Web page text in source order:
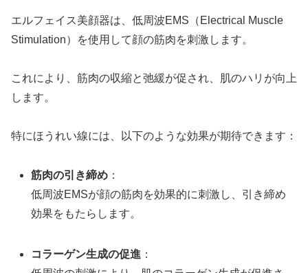
エルフェイス美顔器は、低周波EMS（Electrical Muscle
Stimulation）を使用して顔の筋肉を刺激します。
これにより、筋肉の収縮と弛緩が促され、肌のハリが向上
します。
特にほうれい線には、以下のような効果が期待できます：
筋肉の引き締め ：
低周波EMSが顔の筋肉を効果的に刺激し、引き締め
効果をもたらします。
コラーゲン生成の促進 ：